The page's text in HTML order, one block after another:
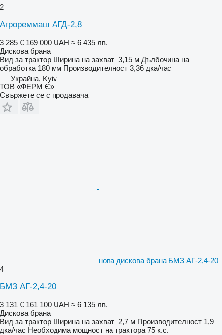
2
Агрореммаш АГД-2,8
3 285 € 169 000 UAH ≈ 6 435 лв.
Дискова брана
Вид за трактор Ширина на захват 3,15 м Дълбочина на
обработка 180 мм Производителност 3,36 дка/час
Украйна, Kyiv
ТОВ «ФЕРМ Є»
Свържете се с продавача
нова дискова брана БМЗ АГ-2,4-20
4
БМЗ АГ-2,4-20
3 131 € 161 100 UAH ≈ 6 135 лв.
Дискова брана
Вид за трактор Ширина на захват 2,7 м Производителност 1,9
дка/час Необходима мощност на трактора 75 к.с.